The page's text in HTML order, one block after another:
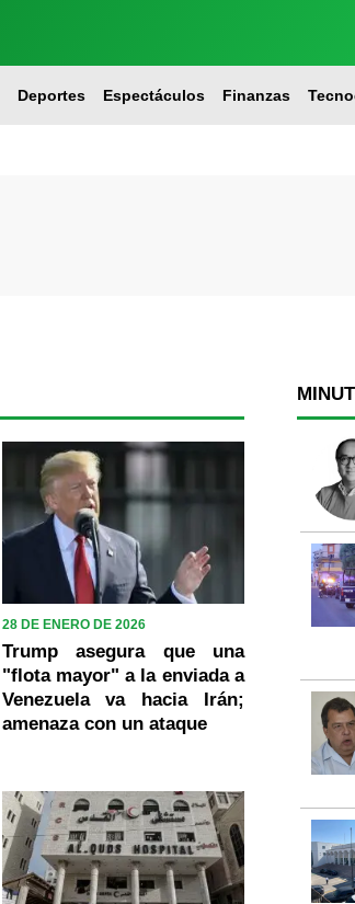
Deportes Espectáculos Finanzas
28 DE ENERO DE 2026
Trump asegura que una
"flota mayor" a la enviada a
Venezuela va hacia Irán;
amenaza con un ataque